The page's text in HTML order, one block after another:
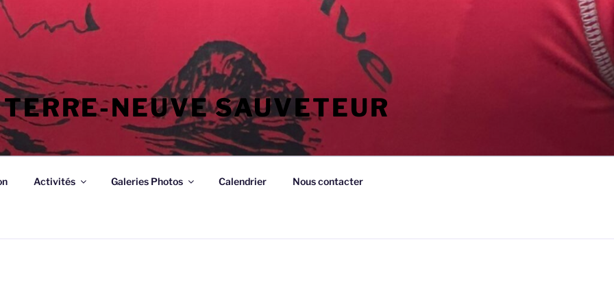
NEUVE SAUVETEUR
Activités Galeries Photos Calendrier Nous contacter